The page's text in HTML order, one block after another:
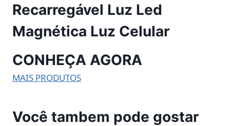
Recarregável Luz Led
Magnética Luz Celular
CONHEÇA AGORA
MAIS PRODUTOS
Você tambem pode gostar